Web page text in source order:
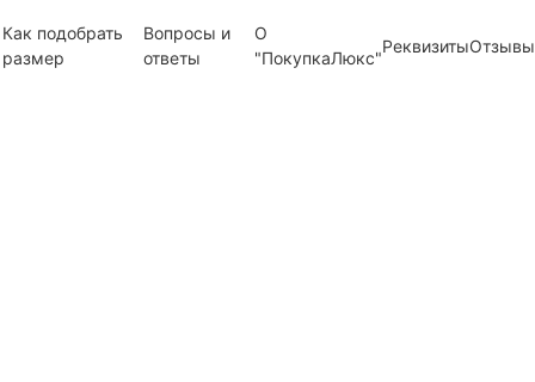
Как подобрать
размер
Вопросы и
ответы
О
"ПокупкаЛюкс"
РеквизитыОтзывы